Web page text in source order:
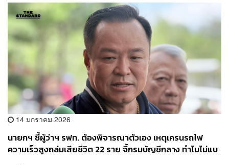
14 มกราคม 2026
นายกฯ ชี้ผู้ว่าฯ รฟท. ต้องพิจารณาตัวเอง เหตุเครนรถไฟ
ความเร็วสูงถล่มเสียชีวิต 22 ราย จี้กรมบัญชีกลาง ทำไมไม่แบ